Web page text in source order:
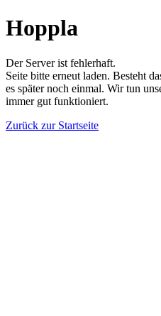
Hoppla
Der Server ist fehlerhaft.
Seite bitte erneut laden. Besteht
es später noch einmal. Wir tun
immer gut funktioniert.
Zurück zur Startseite